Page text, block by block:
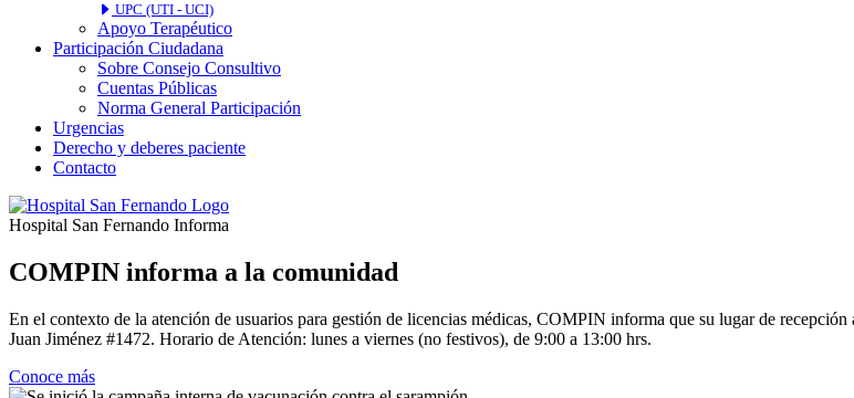
UPC (UTI - UCI)
Apoyo Terapéutico
Participación Ciudadana
Sobre Consejo Consultivo
Cuentas Públicas
Norma General Participación
Urgencias
Derecho y deberes paciente
Contacto
Hospital San Fernando Informa
COMPIN informa a la comunidad
En el contexto de la atención de usuarios para gestión de licencias médicas, COMPIN informa que su lugar de
Juan Jiménez #1472. Horario de Atención: lunes a viernes (no festivos), de 9:00 a 13:00 hrs.
Conoce más